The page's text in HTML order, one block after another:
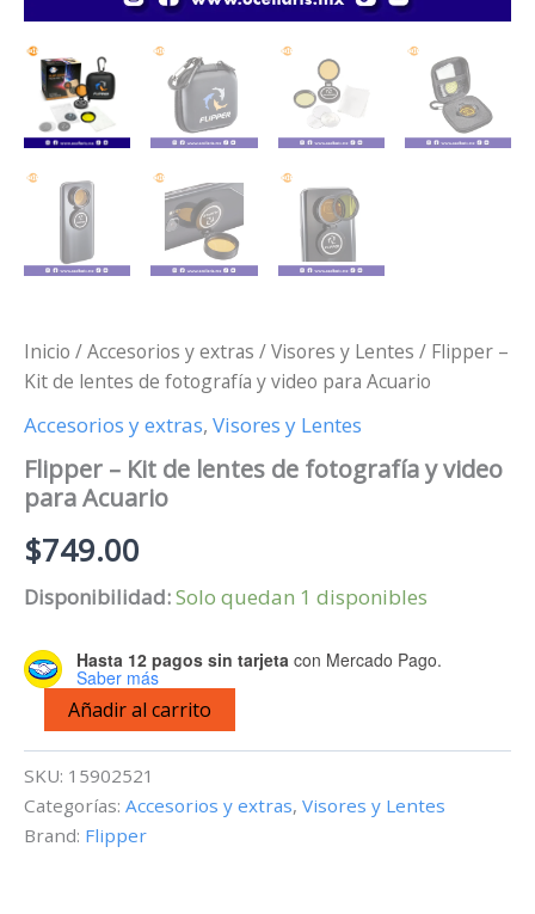
Inicio /Accesorios y extras /Visores y Lentes / Flipper –
Kit de lentes de fotografía y video para Acuario
Accesorios y extras, Visores y Lentes
Flipper – Kit de lentes de fotografía y video
para Acuario
$749.00
Disponibilidad:Solo quedan 1 disponibles
Hasta 12 pagos sin tarjeta con Mercado Pago.
Saber más
Flipper
Kit
de
de
fotografía
Añadir al carrito
SKU: 15902521
Categorías: Accesorios y extras, Visores y Lentes
Brand: Flipper